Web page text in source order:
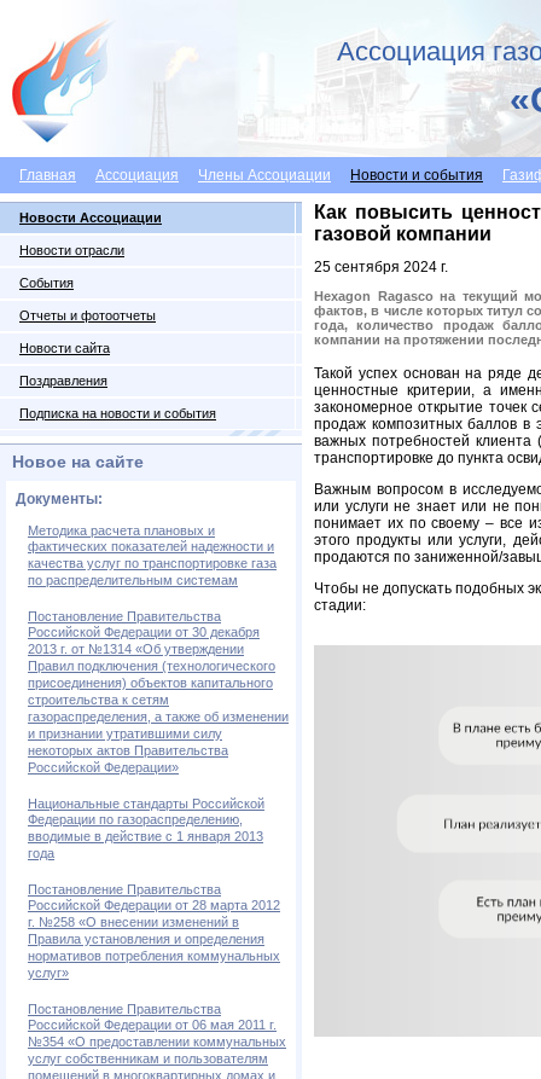
Ассоциация
Главная Ассоциация Члены Ассоциации Новости и события
Новости Ассоциации
Новости отрасли
События
Отчеты и фотоотчеты
Новости сайта
Поздравления
Подписка на новости и события
Новое на сайте
Документы:
Методика расчета плановых и
фактических показателей надежности и
качества услуг по транспортировке газа
по распределительным системам
Постановление Правительства
Российской Федерации от 30 декабря
2013 г. от №1314 «Об утверждении
Правил подключения (технологического
присоединения) объектов капитального
строительства к сетям
газораспределения, а также об изменении
и признании утратившими силу
некоторых актов Правительства
Российской Федерации»
Национальные стандарты Российской
Федерации по газораспределению,
вводимые в действие с 1 января 2013
года
Постановление Правительства
Российской Федерации от 28 марта 2012
г. №258 «О внесении изменений в
Правила установления и определения
нормативов потребления коммунальных
услуг»
Постановление Правительства
Российской Федерации от 06 мая 2011 г.
№354 «О предоставлении коммунальных
услуг собственникам и пользователям
Как повысить
газовой компании
25 сентября 2024 г.
Hexagon Ragasco на текущий
фактов, в числе которых титул
года, количество продаж
компании на протяжении
Такой успех основан на ряде
ценностные критерии, а
закономерное открытие точек
продаж композитных баллов в
важных потребностей клиента
транспортировке до пункта
Важным вопросом в
или услуги не знает или не
понимает их по своему – все
этого продукты или услуги,
продаются по заниженной/
Чтобы не допускать подобных
стадии: